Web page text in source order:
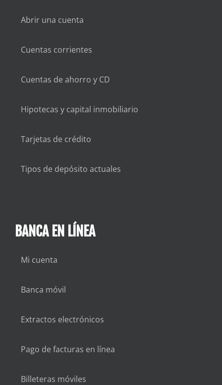
Abrir una cuenta
Cuentas corrientes
Cuentas de ahorro y CD
Hipotecas y capital inmobiliario
Tarjetas de crédito
Tipos de depósito actuales
BANCA EN LÍNEA
Mi cuenta
Banca móvil
Extractos electrónicos
Pago de facturas en línea
Billeteras móviles